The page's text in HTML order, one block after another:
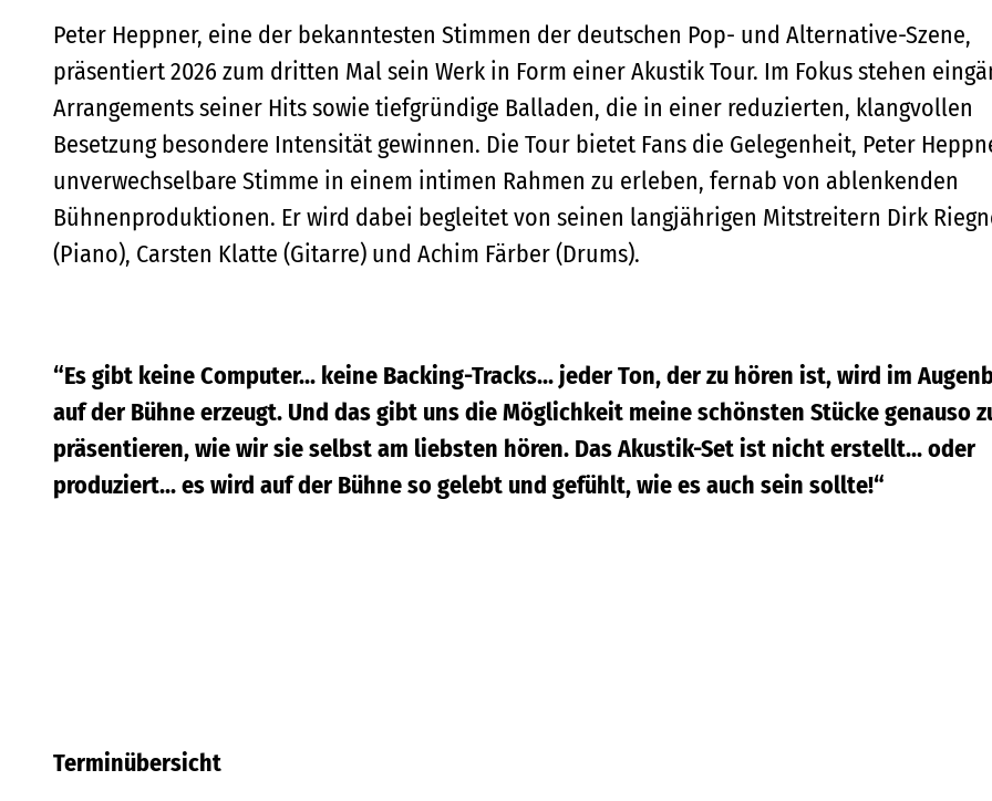
Peter Heppner, eine der bekanntesten Stimmen der deutschen Pop- und Alternative-Szene,
präsentiert 2026 zum dritten Mal sein Werk in Form einer Akustik Tour. Im Fokus stehen
Arrangements seiner Hits sowie tiefgründige Balladen, die in einer reduzierten, klangvollen
Besetzung besondere Intensität gewinnen. Die Tour bietet Fans die Gelegenheit, Peter
unverwechselbare Stimme in einem intimen Rahmen zu erleben, fernab von ablenkenden
Bühnenproduktionen. Er wird dabei begleitet von seinen langjährigen Mitstreitern Dirk
(Piano), Carsten Klatte (Gitarre) und Achim Färber (Drums).
“Es gibt keine Computer... keine Backing-Tracks... jeder Ton, der zu hören ist, wird im
auf der Bühne erzeugt. Und das gibt uns die Möglichkeit meine schönsten Stücke genauso
präsentieren, wie wir sie selbst am liebsten hören. Das Akustik-Set ist nicht erstellt... oder
produziert... es wird auf der Bühne so gelebt und gefühlt, wie es auch sein sollte!“
Terminübersicht